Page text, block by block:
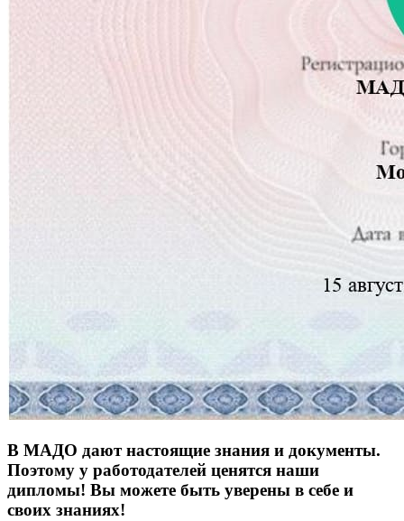
В МАДО дают настоящие знания и документы.
Поэтому у работодателей ценятся наши
дипломы! Вы можете быть уверены в себе и
своих знаниях!